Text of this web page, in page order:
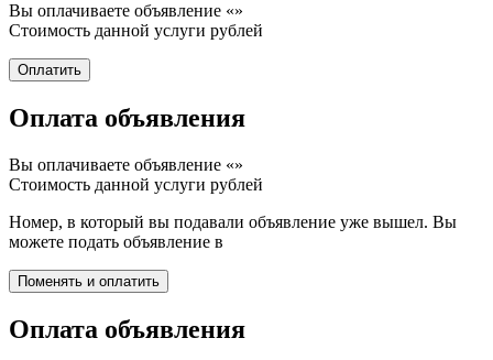
Вы оплачиваете объявление «»
Стоимость данной услуги рублей
Оплата объявления
Вы оплачиваете объявление «»
Стоимость данной услуги рублей
Номер, в который вы подавали объявление уже вышел. Вы
можете подать объявление в
Оплата объявления